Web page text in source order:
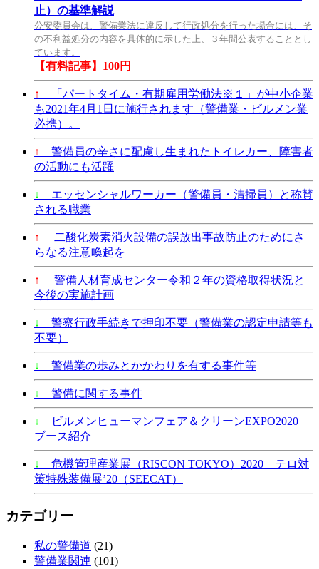
止）の基準解説
公安委員会は、警備業法に違反して行政処分を行った場合には、そ
の不利益処分の内容を具体的に示した上、３年間公表することとし
ています。
【有料記事】100円
↑
「パートタイム・有期雇用労働法※１」が中小企業
も2021年4月1日に施行されます（警備業・ビルメン業
必携）。
↑
警備員の辛さに配慮し生まれたトイレカー、障害者
の活動にも活躍
↓
エッセンシャルワーカー（警備員・清掃員）と称賛
される職業
↑
二酸化炭素消火設備の誤放出事故防止のためにさ
らなる注意喚起を
↑
警備人材育成センター令和２年の資格取得状況と
今後の実施計画
↓
警察行政手続きで押印不要（警備業の認定申請等も
不要）
↓ 警備業の歩みとかかわりを有する事件等
↓ 警備に関する事件
↓
ビルメンヒューマンフェア＆クリーンEXPO2020
ブース紹介
↓
危機管理産業展（RISCON TOKYO）2020 テロ対
策特殊装備展’20（SEECAT）
カテゴリー
私の警備道 (21)
警備業関連 (101)